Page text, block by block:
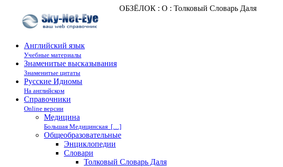
ОБЗЁЛОК : О : Толковый Словарь Даля
Английский язык
Учебные материалы
Знаменитые высказывания
Знаменитые цитаты
Русские Идиомы
На английском
Справочники
Online версии
Медицина
Большая Медицинская […]
Общеобразовательные
Энциклопедии
Cловари
Толковый Словарь Даля